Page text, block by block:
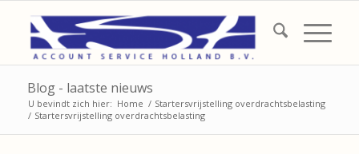
Blog - laatste nieuws
U bevindt zich hier: Home / Startersvrijstelling overdrachtsbelasting
/ Startersvrijstelling overdrachtsbelasting